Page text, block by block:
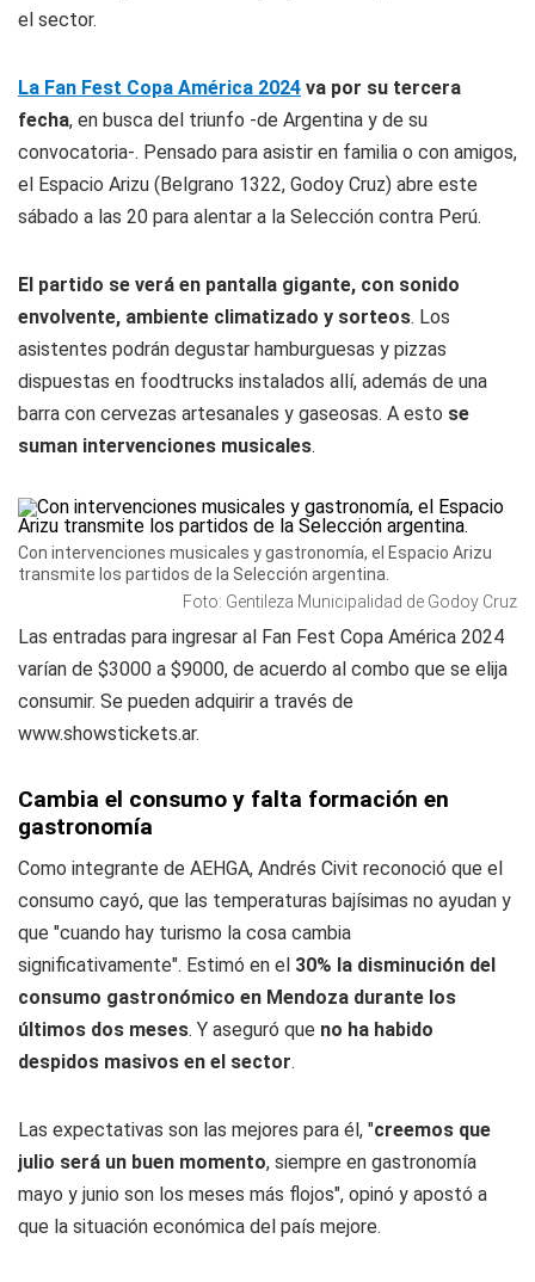
el sector.
La Fan Fest Copa América 2024 va por su tercera
fecha, en busca del triunfo -de Argentina y de su
convocatoria-. Pensado para asistir en familia o con amigos,
el Espacio Arizu (Belgrano 1322, Godoy Cruz) abre este
sábado a las 20 para alentar a la Selección contra Perú.
El partido se verá en pantalla gigante, con sonido
envolvente, ambiente climatizado y sorteos. Los
asistentes podrán degustar hamburguesas y pizzas
dispuestas en foodtrucks instalados allí, además de una
barra con cervezas artesanales y gaseosas. A esto se
suman intervenciones musicales.
Con intervenciones musicales y gastronomía, el Espacio Arizu
transmite los partidos de la Selección argentina.
Foto: Gentileza Municipalidad de Godoy Cruz
Las entradas para ingresar al Fan Fest Copa América 2024
varían de $3000 a $9000, de acuerdo al combo que se elija
consumir. Se pueden adquirir a través de
www.showstickets.ar.
Cambia el consumo y falta formación en
gastronomía
Como integrante de AEHGA, Andrés Civit reconoció que el
consumo cayó, que las temperaturas bajísimas no ayudan y
que "cuando hay turismo la cosa cambia
significativamente". Estimó en el 30% la disminución del
consumo gastronómico en Mendoza durante los
últimos dos meses. Y aseguró que no ha habido
despidos masivos en el sector.
Las expectativas son las mejores para él, "creemos que
julio será un buen momento, siempre en gastronomía
mayo y junio son los meses más flojos", opinó y apostó a
que la situación económica del país mejore.